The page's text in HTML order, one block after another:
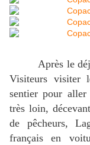
Après le
Visiteurs visiter
sentier pour
très loin,
de pêcheurs,
français en